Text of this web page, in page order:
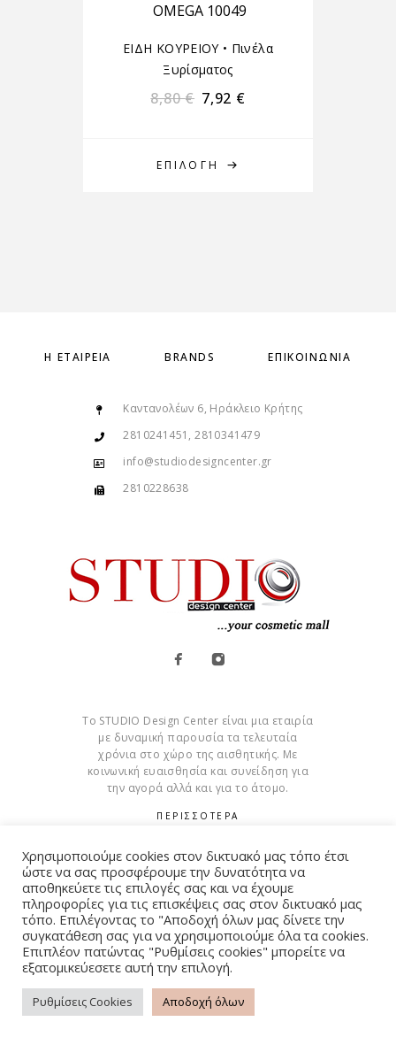
ΕΠΙΛΟΓΉ
OMEGA 10049
ΕΙΔΗ ΚΟΥΡΕΙΟΥ• Πινέλα
Ξυρίσματος
8,80€ 7,92 €
Η ΕΤΑΙΡΕΊΑ BRANDS ΕΠΙΚΟΙΝΩΝΊΑ
Καντανολέων 6, Ηράκλειο Κρήτης
2810241451, 2810341479
info@studiodesigncenter.gr
2810228638
Το STUDIO Design Center είναι μια εταιρία
με δυναμική παρουσία τα τελευταία
χρόνια στο χώρο της αισθητικής. Με
κοινωνική ευαισθησία και συνείδηση για
την αγορά αλλά και για το άτομο.
ΠΕΡΙΣΣΟΤΕΡΑ
Cookies
© Copyright 2015 – 2026 . All Rights Reserved. Developed By
iWorx
ΌΡΟΙ ΧΡΉΣΗΣ ΠΟΛΙΤΙΚΉ ΑΠΟΡΡΉΤΟΥ
Χρησιμοποιούμε cookies στον δικτυακό μας τόπο έτσι
ώστε να σας προσφέρουμε την δυνατότητα να
αποθηκεύετε τις επιλογές σας και να έχουμε
πληροφορίες για τις επισκέψεις σας στον δικτυακό μας
τόπο. Επιλέγοντας το "Αποδοχή όλων μας δίνετε την
συγκατάθεση σας για να χρησιμοποιούμε όλα τα cookies.
Επιπλέον πατώντας "Ρυθμίσεις cookies" μπορείτε να
εξατομικεύεσετε αυτή την επιλογή.
Ρυθμίσεις Cookies Αποδοχή όλων